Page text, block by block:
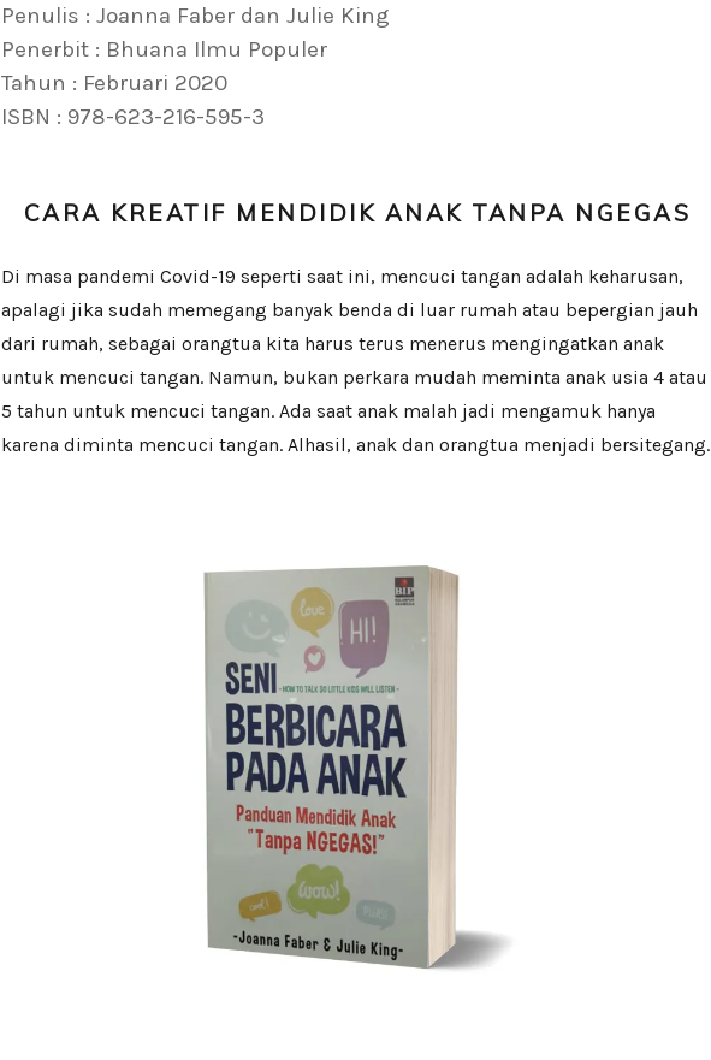
Penulis : Joanna Faber dan Julie King
Penerbit : Bhuana Ilmu Populer
Tahun : Februari 2020
ISBN : 978-623-216-595-3
CARA KREATIF MENDIDIK ANAK TANPA NGEGAS
Di masa pandemi Covid-19 seperti saat ini, mencuci tangan adalah keharusan,
apalagi jika sudah memegang banyak benda di luar rumah atau bepergian jauh
dari rumah, sebagai orangtua kita harus terus menerus mengingatkan anak
untuk mencuci tangan. Namun, bukan perkara mudah meminta anak usia 4 atau
5 tahun untuk mencuci tangan. Ada saat anak malah jadi mengamuk hanya
karena diminta mencuci tangan. Alhasil, anak dan orangtua menjadi bersitegang.